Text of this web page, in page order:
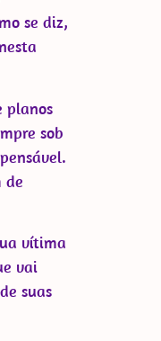
se diz,
planos
sob
de
vítima
vai
suas